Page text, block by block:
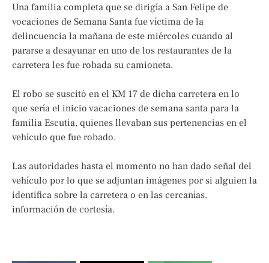
Una familia completa que se dirigía a San Felipe de
vocaciones de Semana Santa fue víctima de la
delincuencia la mañana de este miércoles cuando al
pararse a desayunar en uno de los restaurantes de la
carretera les fue robada su camioneta.
El robo se suscitó en el KM 17 de dicha carretera en lo
que sería el inicio vacaciones de semana santa para la
familia Escutia, quienes llevaban sus pertenencias en el
vehículo que fue robado.
Las autoridades hasta el momento no han dado señal del
vehículo por lo que se adjuntan imágenes por si alguien la
identifica sobre la carretera o en las cercanías.
información de cortesía.